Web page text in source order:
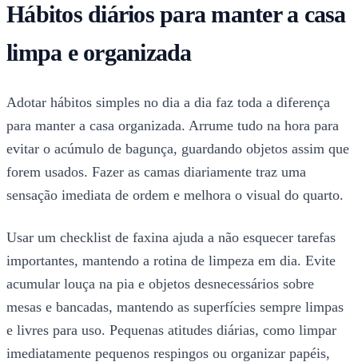
Hábitos diários para manter a casa
limpa e organizada
Adotar hábitos simples no dia a dia faz toda a diferença
para manter a casa organizada. Arrume tudo na hora para
evitar o acúmulo de bagunça, guardando objetos assim que
forem usados. Fazer as camas diariamente traz uma
sensação imediata de ordem e melhora o visual do quarto.
Usar um checklist de faxina ajuda a não esquecer tarefas
importantes, mantendo a rotina de limpeza em dia. Evite
acumular louça na pia e objetos desnecessários sobre
mesas e bancadas, mantendo as superfícies sempre limpas
e livres para uso. Pequenas atitudes diárias, como limpar
imediatamente pequenos respingos ou organizar papéis,